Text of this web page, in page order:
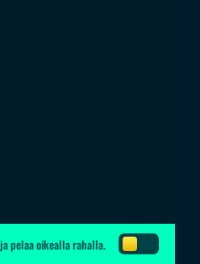
ja pelaa oikealla rahalla.